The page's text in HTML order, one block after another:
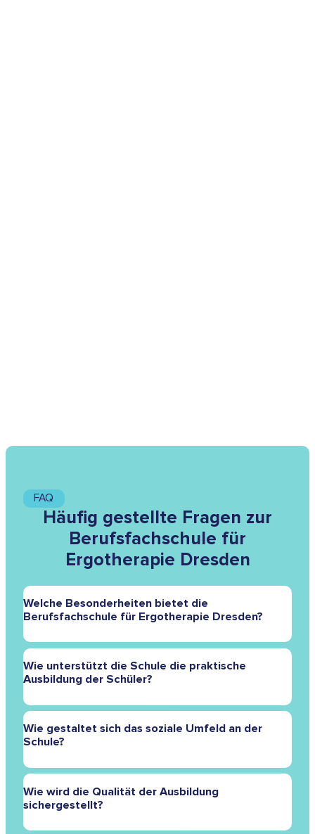
FAQ
Häufig gestellte Fragen zur
Berufsfachschule für
Ergotherapie Dresden
Welche Besonderheiten bietet die
Berufsfachschule für Ergotherapie Dresden?
Unsere Schule zeichnet sich durch interaktiven und
praxisnahen Unterricht aus, der durch moderne
Technologien und individuelle Betreuung in einer
familiären Atmosphäre unterstützt wird.
Wie unterstützt die Schule die praktische
Ausbildung der Schüler?
Wir kooperieren mit einer Vielzahl von Einrichtungen im
Gesundheitswesen, um die praktische Ausbildung
durch reale Erfahrungen zu vertiefen. Zudem stehen
den Schülern unsere Werkstätten zur Verfügung, in
denen sie grundlegende Fertigkeiten erlernen können.
Wie gestaltet sich das soziale Umfeld an der
Schule?
Dresden bietet ein lebendiges soziales und kulturelles
Umfeld, das unsere Schüler inspiriert und ihre
Entwicklung außerhalb des Klassenzimmers fördert.
Wie wird die Qualität der Ausbildung
sichergestellt?